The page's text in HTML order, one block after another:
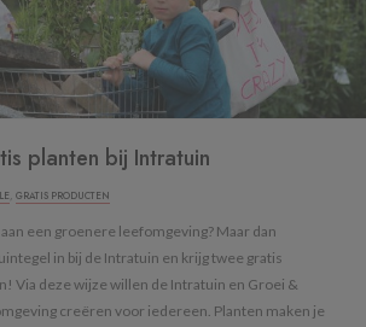
planten bij Intratuin
, GRATIS PRODUCTEN
een groenere leefomgeving? Maar dan
in bij de Intratuin en krijg twee gratis
Via deze wijze willen de Intratuin en Groei &
creëren voor iedereen. Planten maken je